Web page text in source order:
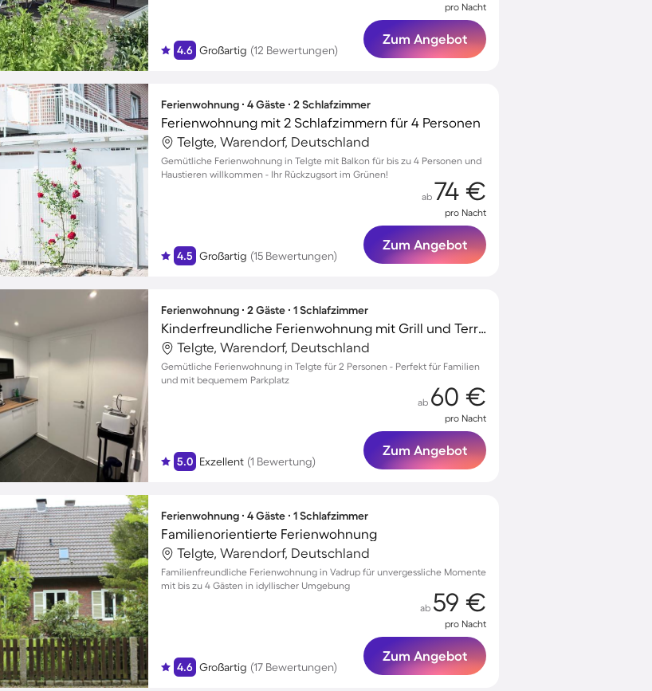
4.6 Großartig (12 Bewertungen)
pro Nacht
Zum Angebot
Ferienwohnung ∙ 4 Gäste ∙ 2 Schlafzimmer
Ferienwohnung mit 2 Schlafzimmern für 4 Personen
Telgte, Warendorf, Deutschland
Gemütliche Ferienwohnung in Telgte mit Balkon für bis zu 4 Personen und
Haustieren willkommen - Ihr Rückzugsort im Grünen!
4.5 Großartig (15 Bewertungen)
ab 74 €
pro Nacht
Zum Angebot
Ferienwohnung ∙ 2 Gäste ∙ 1 Schlafzimmer
Kinderfreundliche Ferienwohnung mit Grill und Terrasse | Gartenblick
Telgte, Warendorf, Deutschland
Gemütliche Ferienwohnung in Telgte für 2 Personen - Perfekt für Familien
und mit bequemem Parkplatz
5.0 Exzellent (1 Bewertung)
ab 60 €
pro Nacht
Zum Angebot
Ferienwohnung ∙ 4 Gäste ∙ 1 Schlafzimmer
Familienorientierte Ferienwohnung
Telgte, Warendorf, Deutschland
Familienfreundliche Ferienwohnung in Vadrup für unvergessliche Momente
mit bis zu 4 Gästen in idyllischer Umgebung
4.6 Großartig (17 Bewertungen)
ab 59 €
pro Nacht
Zum Angebot